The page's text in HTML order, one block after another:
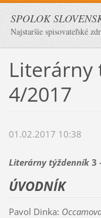
SPOLOK
Najstaršie spisovateľské
Literárny
4/2017
01.02.2017 10:38
Literárny týždenník3
ÚVODNÍK
Pavol Dinka: